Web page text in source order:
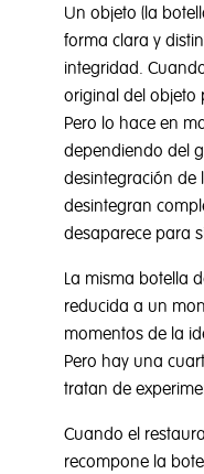
Un objeto (la
forma clara y
integridad.
original del objeto
Pero lo hace en
dependiendo del
desintegración de
desintegran
desaparece para
La misma botella
reducida a un
momentos de la
Pero hay una
tratan de
Cuando el
recompone la